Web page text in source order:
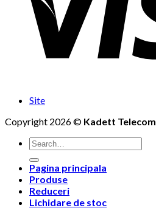
Site
Copyright 2026 © Kadett Telecom
Search
for:
Pagina principala
Produse
Reduceri
Lichidare de stoc